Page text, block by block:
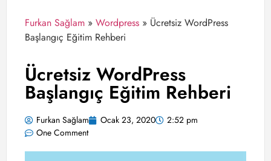
Furkan Sağlam » Wordpress » Ücretsiz WordPress
Başlangıç Eğitim Rehberi
Ücretsiz WordPress
Başlangıç Eğitim Rehberi
Furkan Sağlam Ocak 23, 2020
2:52 pm
One Comment